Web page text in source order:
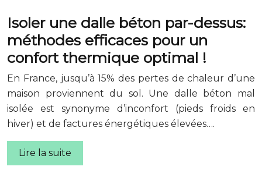
Isoler une dalle béton par-dessus:
méthodes efficaces pour un
confort thermique optimal !
En France, jusqu’à 15% des pertes de chaleur d’une
maison proviennent du sol. Une dalle béton mal
isolée est synonyme d’inconfort (pieds froids en
hiver) et de factures énergétiques élevées….
Lire la suite